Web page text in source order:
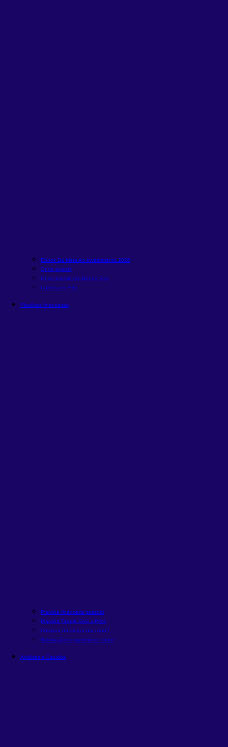
Ebook Da Meta Ao Investimento 2026
Onde investir
Onde investir em Renda Fixa
Carteira de FIIs
Planilhas financeiras
Planilha financeira pessoal
Planilha Tabela SAC x Price
Comprar ou alugar um carro?
Simulação de patrimônio futuro
Análises e Estudos